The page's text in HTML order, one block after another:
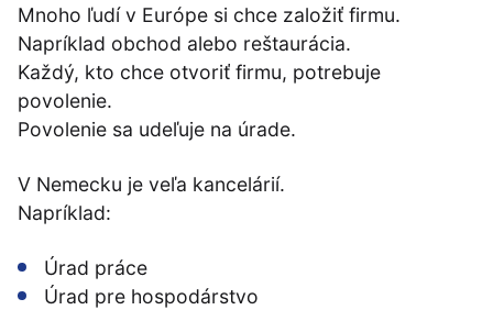
Mnoho ľudí v Európe si chce založiť firmu.
Napríklad obchod alebo reštaurácia.
Každý, kto chce otvoriť firmu, potrebuje
povolenie.
Povolenie sa udeľuje na úrade.
V Nemecku je veľa kancelárií.
Napríklad:
Úrad práce
Úrad pre hospodárstvo